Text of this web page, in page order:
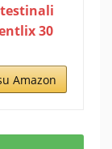
30
Amazon